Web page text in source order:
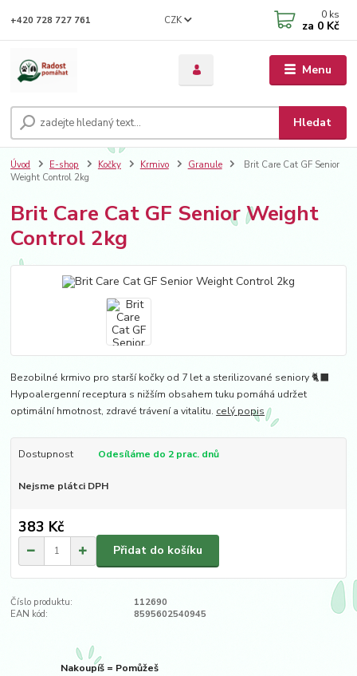
Menu
CZK
Hledat
+420 728 727 761 0 ks
za 0 Kč
Úvod E-shop Kočky Krmivo Granule
Brit Care Cat GF Senior
Weight Control 2kg
Brit Care Cat GF Senior Weight
Control 2kg
Bezobilné krmivo pro starší kočky od 7 let a sterilizované seniory 🐈‍⬛
Hypoalergenní receptura s nižším obsahem tuku pomáhá udržet
optimální hmotnost, zdravé trávení a vitalitu. celý popis
Dostupnost Odesíláme do 2 prac. dnů
Nejsme plátci DPH
383 Kč
Přidat do košíku
Číslo produktu:
112690
EAN kód:
8595602540945
Nakoupíš = Pomůžeš